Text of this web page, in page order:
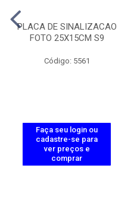
PLACA DE SINALIZACAO
FOTO 25X15CM S9
Código: 5561
Faça seu login ou
cadastre-se para
ver preços e
comprar